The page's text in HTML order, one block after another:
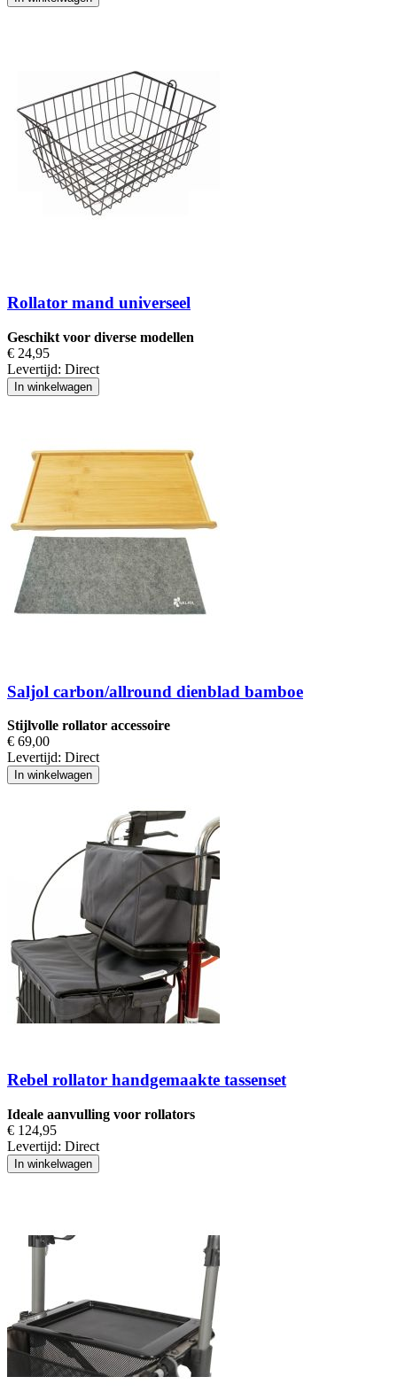
Rollator mand universeel
Geschikt voor diverse modellen
€ 24,95
Levertijd: Direct
In winkelwagen
Saljol carbon/allround dienblad bamboe
Stijlvolle rollator accessoire
€ 69,00
Levertijd: Direct
In winkelwagen
Rebel rollator handgemaakte tassenset
Ideale aanvulling voor rollators
€ 124,95
Levertijd: Direct
In winkelwagen